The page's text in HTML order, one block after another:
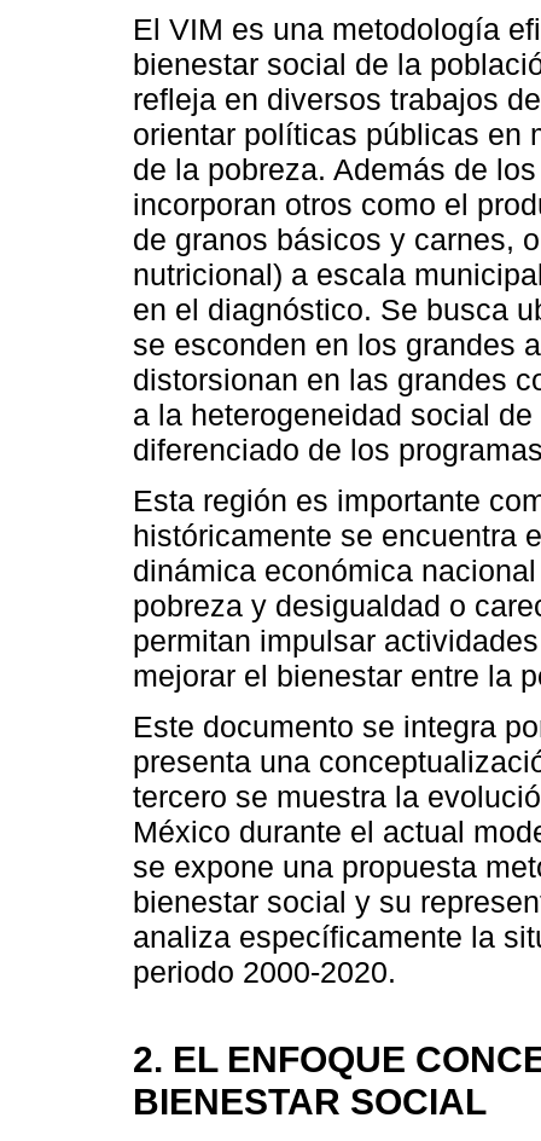
El VIM es una metodología
bienestar social de la
refleja en diversos trabajos
orientar políticas públicas en
de la pobreza. Además de
incorporan otros como el
de granos básicos y carnes,
nutricional) a escala
en el diagnóstico. Se busca
se esconden en los grandes
distorsionan en las grandes
a la heterogeneidad social
diferenciado de los
Esta región es importante
históricamente se encuentra
dinámica económica
pobreza y desigualdad o
permitan impulsar
mejorar el bienestar entre la
Este documento se integra
presenta una
tercero se muestra la
México durante el actual
se expone una propuesta
bienestar social y su
analiza específicamente la
periodo 2000-2020.
2. EL ENFOQUE
BIENESTAR SOCIAL